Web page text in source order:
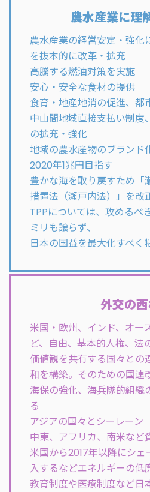
農水産業に理
農水産業の経営安定・強化
を抜本的に改革・拡充
高騰する燃油対策を実施
安心・安全な食材の提供
食育・地産地消の促進、都
中山間地域直接支払い制度
の拡充・強化
地域の農水産物のブランド
2020年1兆円目指す
豊かな海を取り戻すため「
措置法（瀬戸内法）」を改
TPPについては、攻めるべ
ミリも譲らず、
日本の国益を最大化すべく
外交の西
米国・欧州、インド、オー
ど、自由、基本的人権、法
価値観を共有する国々との
和を構築。そのための国連
海保の強化、海兵隊的組織
る
アジアの国々とシーレーン
中東、アフリカ、南米など
米国から2017年以降にシ
入するなどエネルギーの低
教育制度や医療制度など日